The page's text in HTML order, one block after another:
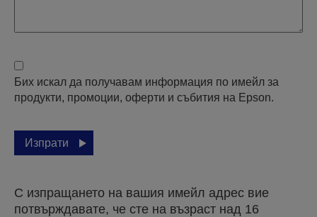
Бих искал да получавам информация по имейл за
продукти, промоции, оферти и събития на Epson.
Изпрати
С изпращането на вашия имейл адрес вие
потвърждавате, че сте на възраст над 16